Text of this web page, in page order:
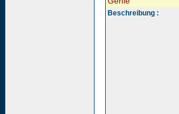
Beschreibung :